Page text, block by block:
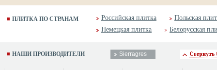
ПЛИТКА ПО СТРАНАМ Российская плитка
Польская
Немецкая плитка
Белорусская
НАШИ ПРОИЗВОДИТЕЛИ Sierragres